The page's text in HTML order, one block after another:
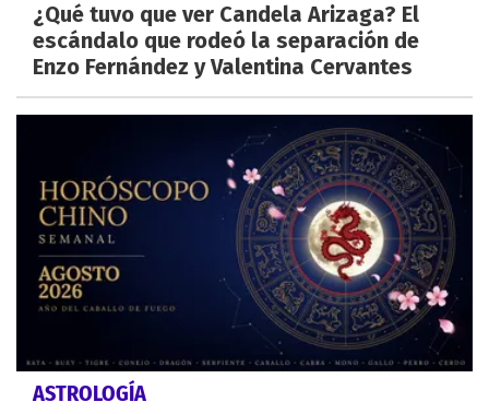
¿Qué tuvo que ver Candela Arizaga? El
escándalo que rodeó la separación de
Enzo Fernández y Valentina Cervantes
ASTROLOGÍA